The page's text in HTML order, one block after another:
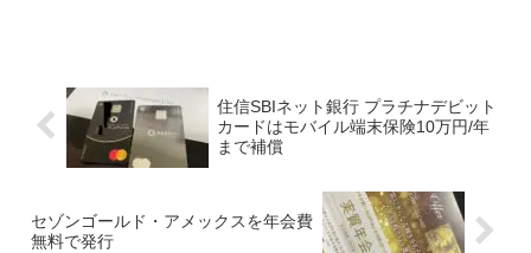
住信SBIネット銀行 プラチナデビット
カードはモバイル端末保険10万円/年
まで補償
セゾンゴールド・アメックスを年会費
無料で発行